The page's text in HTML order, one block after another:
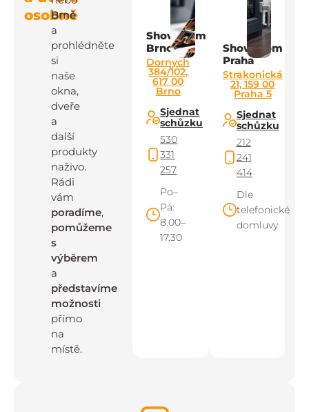
osobně
Brně
a
prohlédněte
si
naše
okna,
dveře
a
další
produkty
naživo.
Rádi
vám
poradíme,
pomůžeme
s
výběrem
a
představíme
možnosti
přímo
na
místě.
Showroom
Brno
Dornych
384/102,
617 00
Brno
Sjednat
schůzku
530
331
257
Po–
Pá:
8.00–
17.30
Showroom
Praha
Strakonická
21, 159 00
Praha 5
Sjednat
schůzku
212
241
414
Dle
telefonické
domluvy